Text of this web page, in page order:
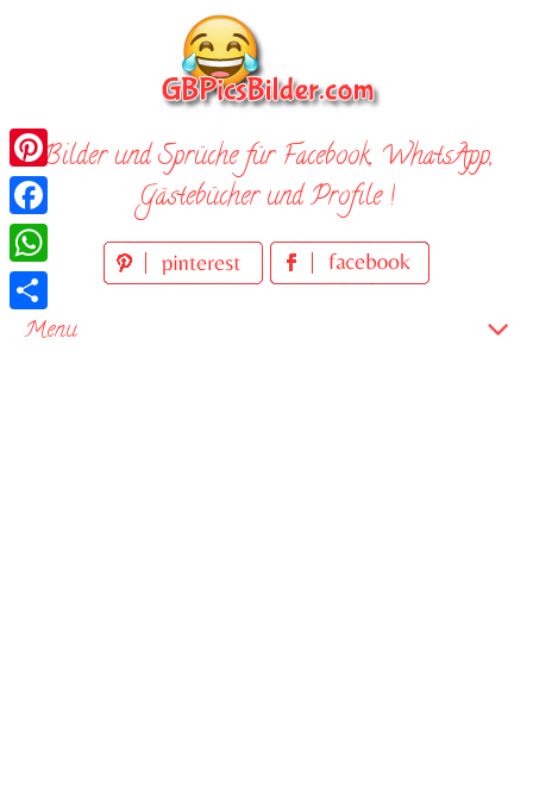
Bilder und Sprüche für Facebook, WhatsApp,
Gästebücher und Profile !
Menu
Pinterest
Facebook
WhatsApp
Teilen